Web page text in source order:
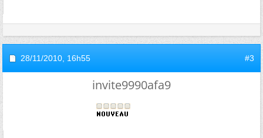
28/11/2010, 16h55 #3
invite9990afa9